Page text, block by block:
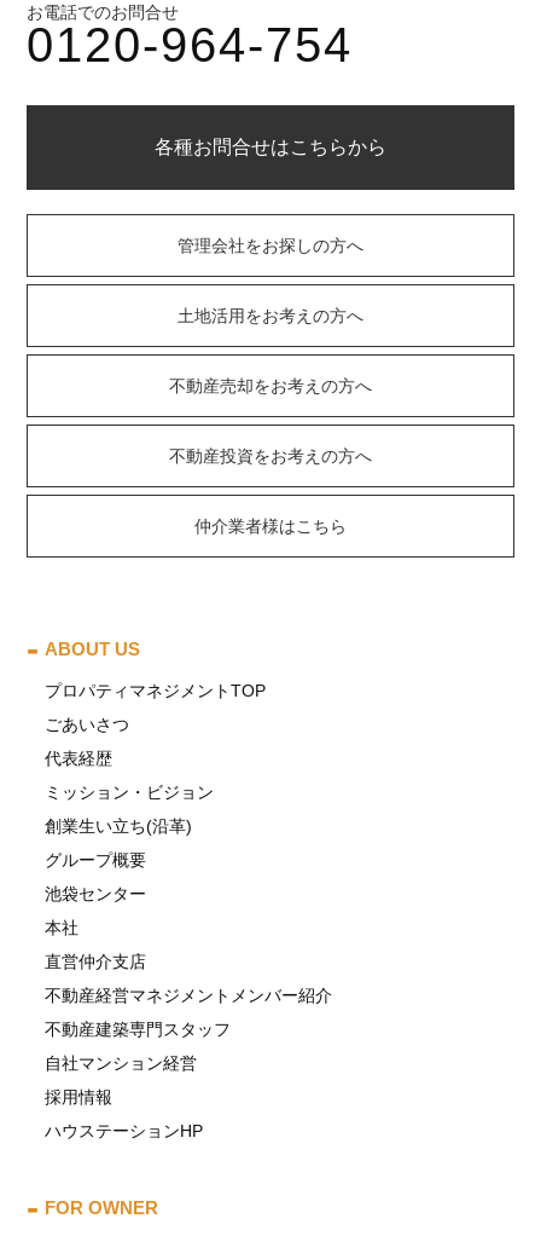
お電話でのお問合せ
0120-964-754
各種お問合せはこちらから
管理会社をお探しの方へ
土地活用をお考えの方へ
不動産売却をお考えの方へ
不動産投資をお考えの方へ
仲介業者様はこちら
ABOUT US
プロパティマネジメントTOP
ごあいさつ
代表経歴
ミッション・ビジョン
創業生い立ち(沿革)
グループ概要
池袋センター
本社
直営仲介支店
不動産経営マネジメントメンバー紹介
不動産建築専門スタッフ
自社マンション経営
採用情報
ハウステーションHP
FOR OWNER